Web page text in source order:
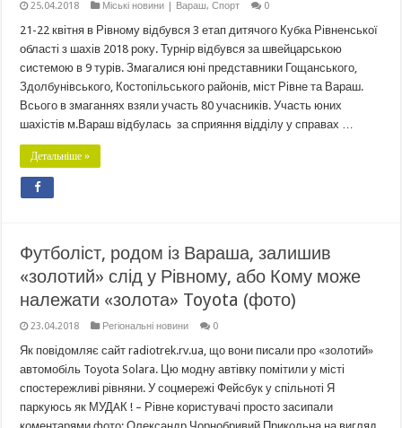
25.04.2018 Міські новини | Вараш,Спорт 0
21-22 квітня в Рівному відбувся 3 етап дитячого Кубка Рівненської
області з шахів 2018 року. Турнір відбувся за швейцарською
системою в 9 турів. Змагалися юні представники Гощанського,
Здолбунівського, Костопільського районів, міст Рівне та Вараш.
Всього в змаганнях взяли участь 80 учасників. Участь юних
шахістів м.Вараш відбулась за сприяння відділу у справах …
Детальніше »
Футболіст, родом із Вараша, залишив
«золотий» слід у Рівному, або Кому може
належати «золота» Toyota (фото)
23.04.2018 Регіональні новини 0
Як повідомляє сайт radiotrek.rv.ua, що вони писали про «золотий»
автомобіль Toyota Solara. Цю модну автівку помітили у місті
спостережливі рівняни. У соцмережі Фейсбук у спільноті Я
паркуюсь як МУДAК ! – Рівне користувачі просто засипали